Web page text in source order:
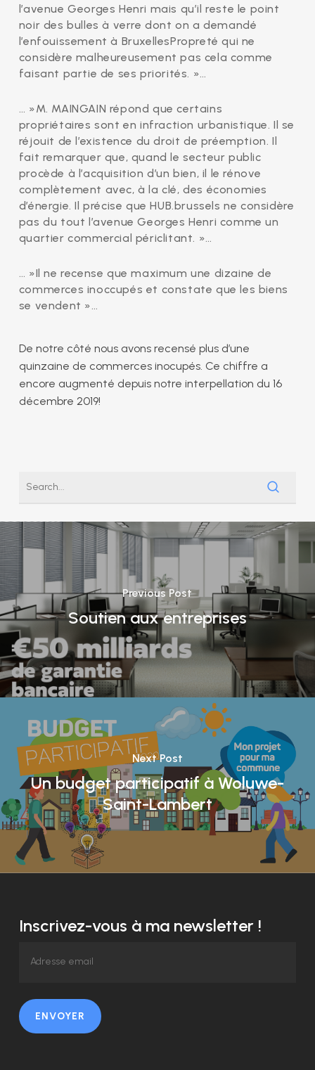
l’avenue Georges Henri mais qu’il reste le point
noir des bulles à verre dont on a demandé
l’enfouissement à BruxellesPropreté qui ne
considère malheureusement pas cela comme
faisant partie de ses priorités. »…
… »M. MAINGAIN répond que certains
propriétaires sont en infraction urbanistique. Il se
réjouit de l’existence du droit de préemption. Il
fait remarquer que, quand le secteur public
procède à l’acquisition d’un bien, il le rénove
complètement avec, à la clé, des économies
d’énergie. Il précise que HUB.brussels ne considère
pas du tout l’avenue Georges Henri comme un
quartier commercial périclitant. »…
… »Il ne recense que maximum une dizaine de
commerces inoccupés et constate que les biens
se vendent »…
De notre côté nous avons recensé plus d’une
quinzaine de commerces inocupés. Ce chiffre a
encore augmenté depuis notre interpellation du 16
décembre 2019!
Previous Post
Soutien aux entreprises
Next Post
Un budget participatif à Woluwe-
Saint-Lambert
Inscrivez-vous à ma newsletter !
ENVOYER